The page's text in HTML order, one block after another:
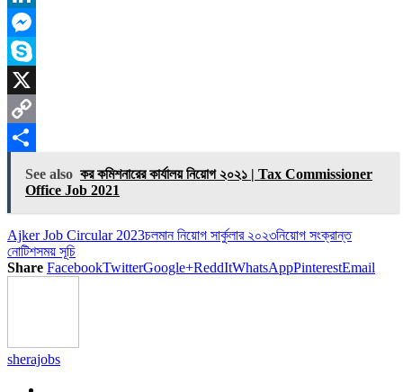
LinkedIn
Messenger
Skype
X
Copy
Link
Share
See also কর কমিশনারের কার্যালয় নিয়োগ ২০২১ | Tax Commissioner
Office Job 2021
Ajker Job Circular 2023চলমান নিয়োগ সার্কুলার ২০২৩নিয়োগ সংক্রান্ত
নোটিশসময় সূচি
Share FacebookTwitterGoogle+ReddItWhatsAppPinterestEmail
sherajobs